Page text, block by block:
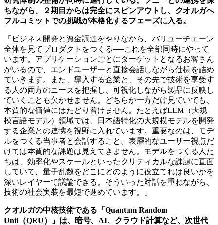
ちながら、２期目からは完全にスピンアウトし、クオルガへ
フルコミットでの挑戦が本格化するフェーズに入る。
「ビジネス開発と資金調達をやりながら、バリューチェーン
全体を見てプロダクトをつくる──これを全部同時にやって
います。アプリケーションごとにターゲットとなるお客さん
がいるので、エンドユーザーと直接会話しながら仕様を詰め
ていきます。また、導入する企業と、その先で技術を享受す
る人の両方のニーズを把握し、可視化しながら製品に反映し
ていくことも欠かせません。どちらか一方だけ見ていても、
本質的な価値にはたどり着けません。たとえばLLM（大規
模言語モデル）領域では、日本語特化の大規模モデルを開発
する企業との連携を視野に入れています。重要なのは、モデ
ルをつくる当事者と会話すること。表層的なユーザー視点だ
けでは本質的な課題は見えてきません。モデルをつくる人た
ちは、効率化やスケールといったクリティカルな課題に直面
していて、量子乱数をどこにどのように役立てれば良いかを
深いレイヤーで議論できる。そういった対話を重ねながら、
技術の社会実装を最短で進めています。」
クオルガの中核技術である「Quantum Random
Unit（QRU）」は、暗号、AI、クラウド計算など、次世代